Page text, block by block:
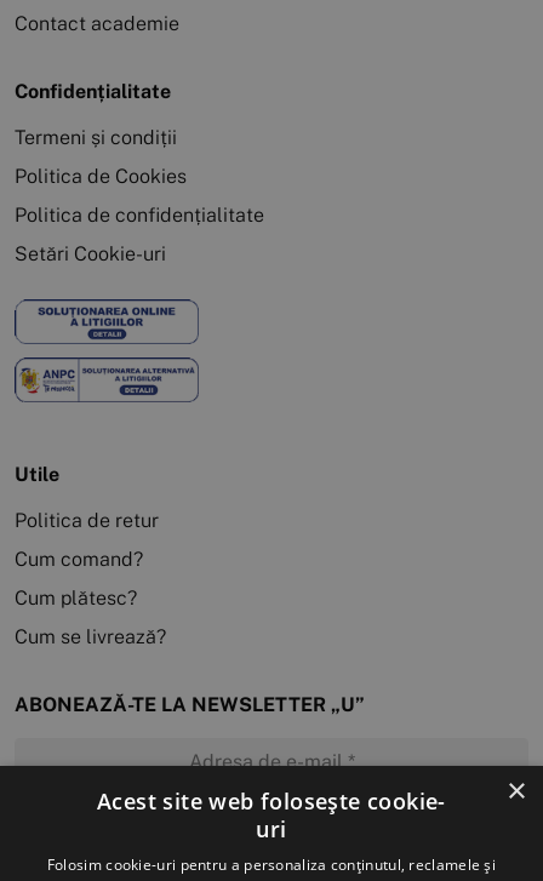
Contact academie
Confidențialitate
Termeni și condiții
Politica de Cookies
Politica de confidențialitate
Setări Cookie-uri
Utile
Politica de retur
Cum comand?
Cum plătesc?
Cum se livrează?
ABONEAZĂ-TE LA NEWSLETTER „U”
MĂ ABONEZ
×
Acest site web folosește cookie-
uri
Folosim cookie-uri pentru a personaliza conținutul, reclamele și